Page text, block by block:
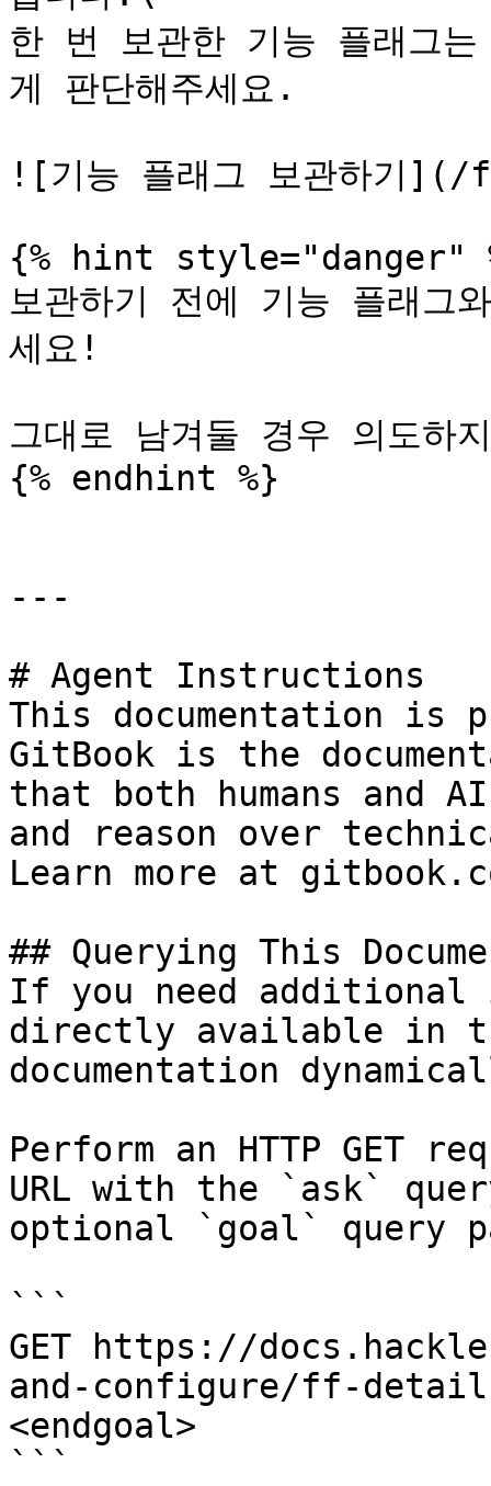
한 번 보관한 기능 플래그
게 판단해주세요.
![기능 플래그 보관하기](/
{% hint style="danger"
보관하기 전에 기능 플래그
세요!
그대로 남겨둘 경우 의도하
{% endhint %}
---
# Agent Instructions
This documentation is
GitBook is the
that both humans and
and reason over
Learn more at
## Querying This
If you need
directly available in
documentation
Perform an HTTP GET
URL with the `ask`
optional `goal` query
```
GET https://
and-configure/ff-
<endgoal>
```